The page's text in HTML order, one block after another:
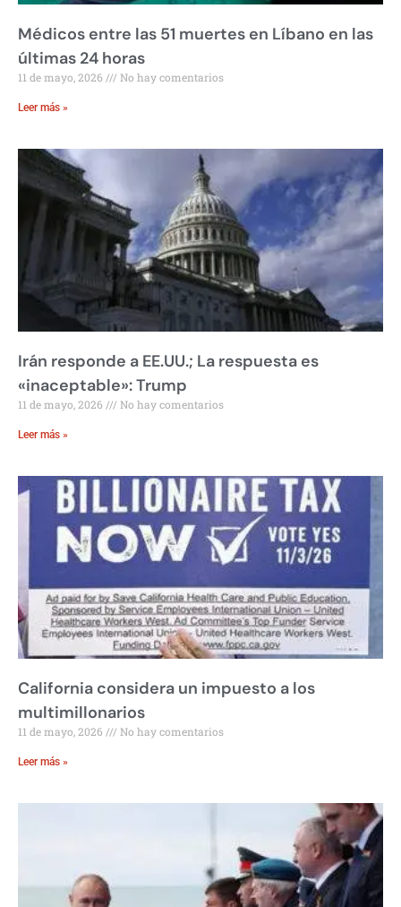
Médicos entre las 51 muertes en Líbano en las
últimas 24 horas
11 de mayo, 2026 No hay comentarios
Leer más »
Irán responde a EE.UU.; La respuesta es
«inaceptable»: Trump
11 de mayo, 2026 No hay comentarios
Leer más »
California considera un impuesto a los
multimillonarios
11 de mayo, 2026 No hay comentarios
Leer más »